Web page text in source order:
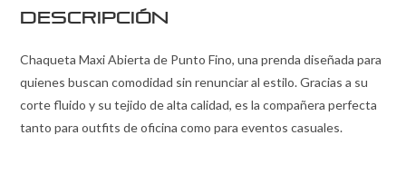
Descripción
Chaqueta Maxi Abierta de Punto Fino, una prenda diseñada para
quienes buscan comodidad sin renunciar al estilo. Gracias a su
corte fluido y su tejido de alta calidad, es la compañera perfecta
tanto para outfits de oficina como para eventos casuales.